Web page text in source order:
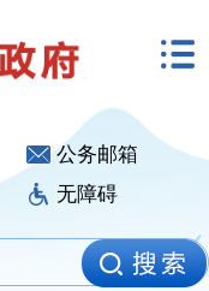
公务邮箱
无障碍